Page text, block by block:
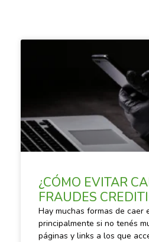
¿CÓMO EVITAR
FRAUDES
Hay muchas formas de caer
principalmente si no tenés
páginas y links a los que